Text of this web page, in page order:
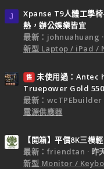
J
Xpanse T9人體工學
熱，辦公娛樂皆宜
最新：johnuahuang
新型 Laptop / iPad /
售 未使用過：Antec
Truepower Gold
最新：wcTPEbuilder
電源供應器
【開箱】平價8K三模
最新：friendtan
昨
新型 Monitor /